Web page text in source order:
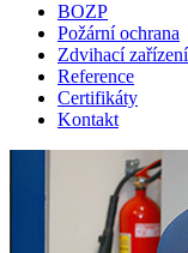
Hlavní
navigace
BOZP
Požární ochrana
Zdvihací zařízení
Reference
Certifikáty
Kontakt